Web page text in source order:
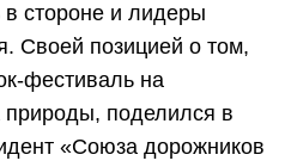
в стороне и лидеры
Своей позицией о том,
фестиваль на
природы, поделился в
«Союза дорожников